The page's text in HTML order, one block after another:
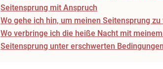
Seitensprung mit Anspruch
Wo gehe ich hin, um meinen Seitensprung zu
Wo verbringe ich die heiße Nacht mit
Seitensprung unter erschwerten